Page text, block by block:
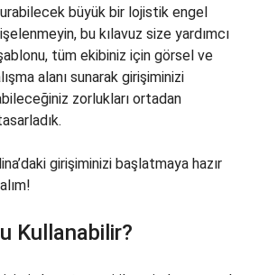
büyük bir lojistik engel
bu kılavuz size yardımcı
tüm ekibiniz için görsel ve
alanı sunarak girişiminizi
zorlukları ortadan
girişiminizi başlatmaya hazır
Kullanabilir?